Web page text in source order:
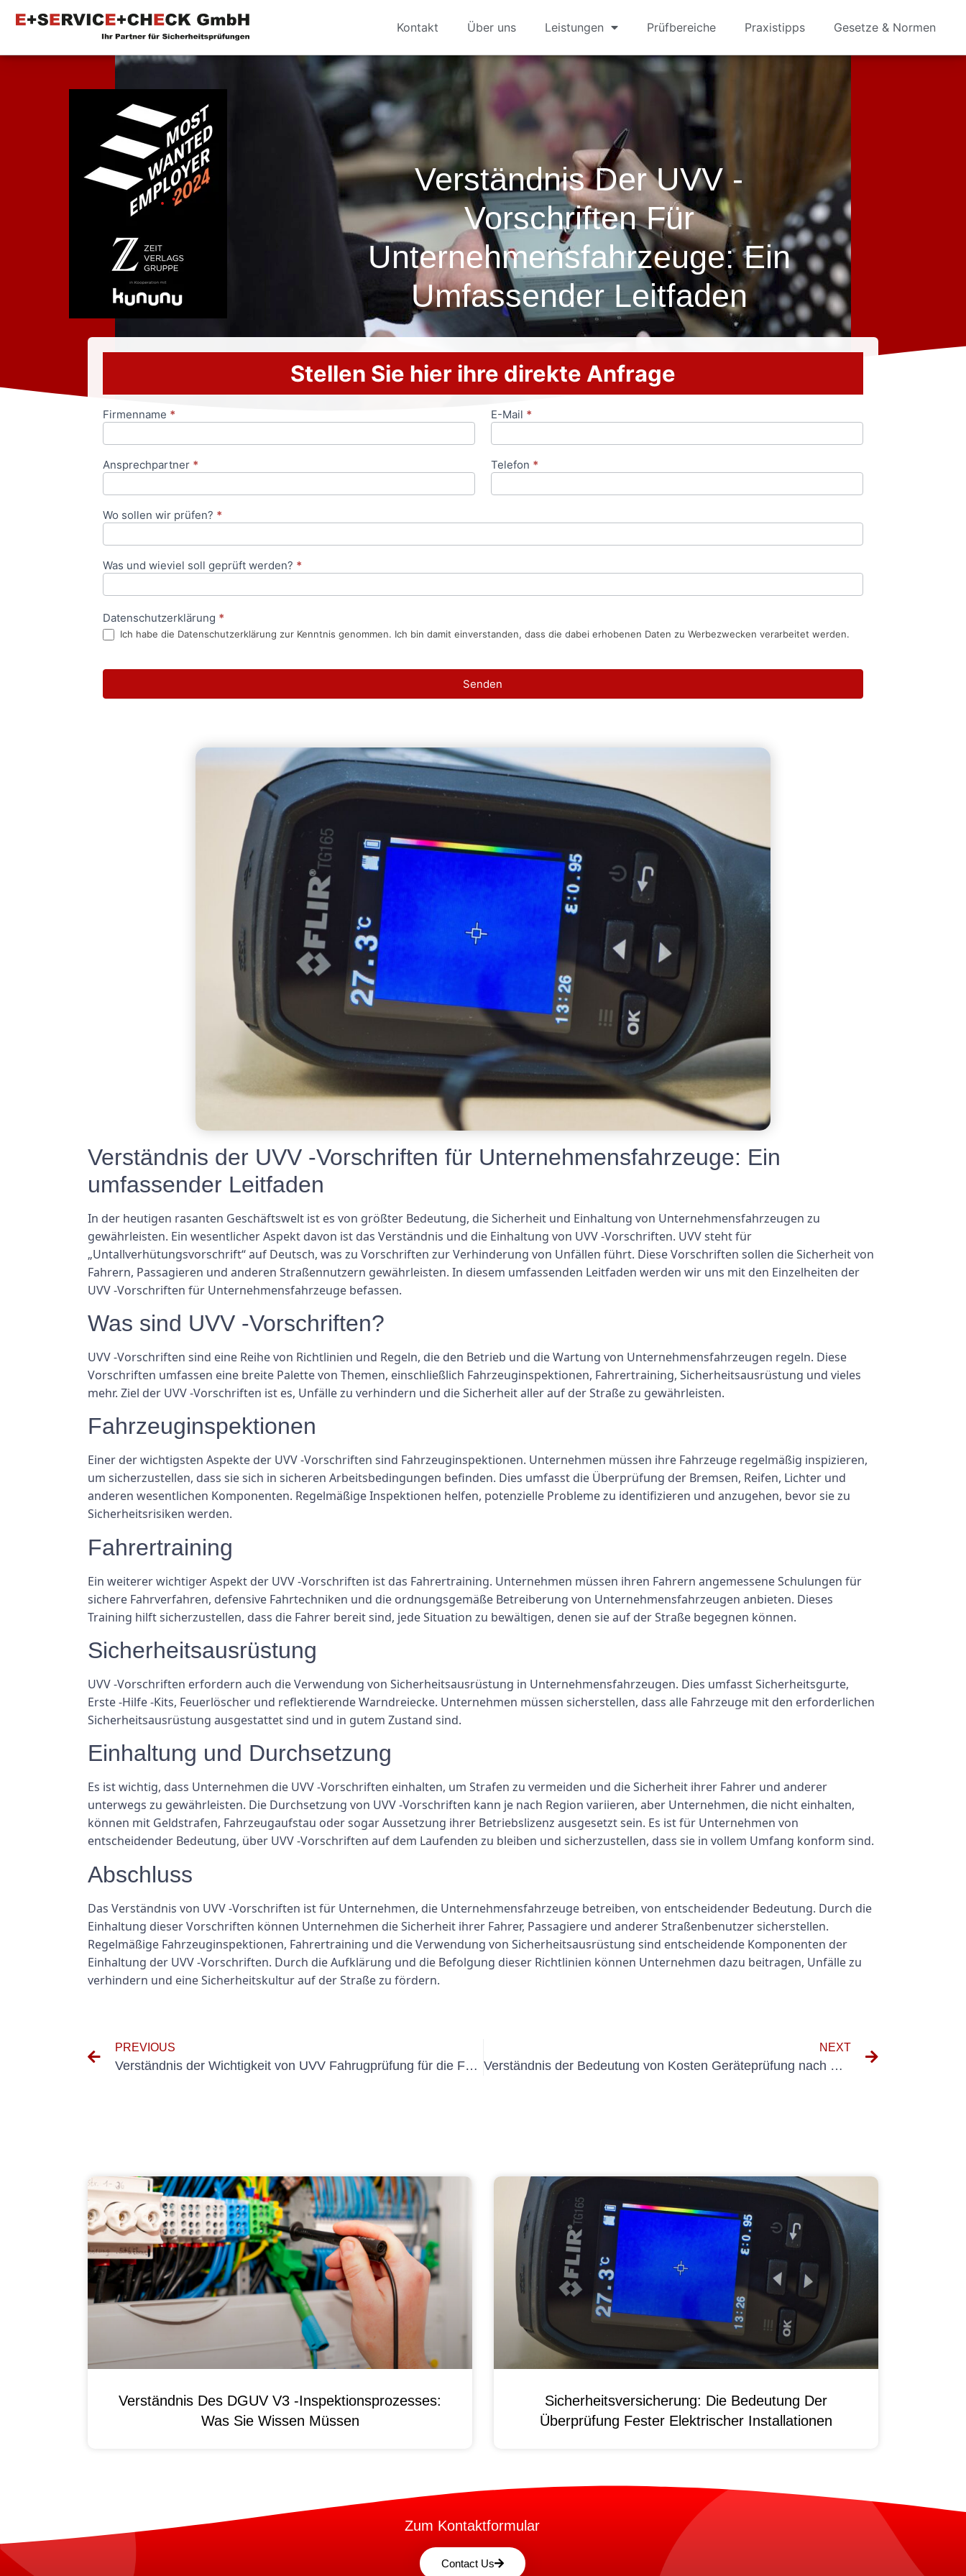
Kontakt Über uns Leistungen Prüfbereiche Praxistipps Gesetze & Normen
Verständnis Der UVV -
Vorschriften Für
Unternehmensfahrzeuge: Ein
Umfassender Leitfaden
Stellen Sie hier ihre direkte Anfrage
Anfrageformular
Firmenname * E-Mail *
Ansprechpartner * Telefon *
Wo sollen wir prüfen? *
Was und wieviel soll geprüft werden? *
Datenschutzerklärung *
Ich habe die Datenschutzerklärung zur Kenntnis genommen. Ich bin damit einverstanden, dass die dabei erhobenen Daten zu Werbezwecken verarbeitet werden.
Senden
Verständnis der UVV -Vorschriften für Unternehmensfahrzeuge: Ein
umfassender Leitfaden
In der heutigen rasanten Geschäftswelt ist es von größter Bedeutung, die Sicherheit und Einhaltung von Unternehmensfahrzeugen zu
gewährleisten. Ein wesentlicher Aspekt davon ist das Verständnis und die Einhaltung von UVV -Vorschriften. UVV steht für
„Untallverhütungsvorschrift“ auf Deutsch, was zu Vorschriften zur Verhinderung von Unfällen führt. Diese Vorschriften sollen die Sicherheit von
Fahrern, Passagieren und anderen Straßennutzern gewährleisten. In diesem umfassenden Leitfaden werden wir uns mit den Einzelheiten der
UVV -Vorschriften für Unternehmensfahrzeuge befassen.
Was sind UVV -Vorschriften?
UVV -Vorschriften sind eine Reihe von Richtlinien und Regeln, die den Betrieb und die Wartung von Unternehmensfahrzeugen regeln. Diese
Vorschriften umfassen eine breite Palette von Themen, einschließlich Fahrzeuginspektionen, Fahrertraining, Sicherheitsausrüstung und vieles
mehr. Ziel der UVV -Vorschriften ist es, Unfälle zu verhindern und die Sicherheit aller auf der Straße zu gewährleisten.
Fahrzeuginspektionen
Einer der wichtigsten Aspekte der UVV -Vorschriften sind Fahrzeuginspektionen. Unternehmen müssen ihre Fahrzeuge regelmäßig inspizieren,
um sicherzustellen, dass sie sich in sicheren Arbeitsbedingungen befinden. Dies umfasst die Überprüfung der Bremsen, Reifen, Lichter und
anderen wesentlichen Komponenten. Regelmäßige Inspektionen helfen, potenzielle Probleme zu identifizieren und anzugehen, bevor sie zu
Sicherheitsrisiken werden.
Fahrertraining
Ein weiterer wichtiger Aspekt der UVV -Vorschriften ist das Fahrertraining. Unternehmen müssen ihren Fahrern angemessene Schulungen für
sichere Fahrverfahren, defensive Fahrtechniken und die ordnungsgemäße Betreiberung von Unternehmensfahrzeugen anbieten. Dieses
Training hilft sicherzustellen, dass die Fahrer bereit sind, jede Situation zu bewältigen, denen sie auf der Straße begegnen können.
Sicherheitsausrüstung
UVV -Vorschriften erfordern auch die Verwendung von Sicherheitsausrüstung in Unternehmensfahrzeugen. Dies umfasst Sicherheitsgurte,
Erste -Hilfe -Kits, Feuerlöscher und reflektierende Warndreiecke. Unternehmen müssen sicherstellen, dass alle Fahrzeuge mit den erforderlichen
Sicherheitsausrüstung ausgestattet sind und in gutem Zustand sind.
Einhaltung und Durchsetzung
Es ist wichtig, dass Unternehmen die UVV -Vorschriften einhalten, um Strafen zu vermeiden und die Sicherheit ihrer Fahrer und anderer
unterwegs zu gewährleisten. Die Durchsetzung von UVV -Vorschriften kann je nach Region variieren, aber Unternehmen, die nicht einhalten,
können mit Geldstrafen, Fahrzeugaufstau oder sogar Aussetzung ihrer Betriebslizenz ausgesetzt sein. Es ist für Unternehmen von
entscheidender Bedeutung, über UVV -Vorschriften auf dem Laufenden zu bleiben und sicherzustellen, dass sie in vollem Umfang konform sind.
Abschluss
Das Verständnis von UVV -Vorschriften ist für Unternehmen, die Unternehmensfahrzeuge betreiben, von entscheidender Bedeutung. Durch die
Einhaltung dieser Vorschriften können Unternehmen die Sicherheit ihrer Fahrer, Passagiere und anderer Straßenbenutzer sicherstellen.
Regelmäßige Fahrzeuginspektionen, Fahrertraining und die Verwendung von Sicherheitsausrüstung sind entscheidende Komponenten der
Einhaltung der UVV -Vorschriften. Durch die Aufklärung und die Befolgung dieser Richtlinien können Unternehmen dazu beitragen, Unfälle zu
verhindern und eine Sicherheitskultur auf der Straße zu fördern.
PREVIOUS
Verständnis der Wichtigkeit von UVV Fahrugprüfung für die Fahrzeugsicherheit
NEXT
Verständnis der Bedeutung von Kosten Geräteprüfung nach DGUV V3
Verständnis Des DGUV V3 -Inspektionsprozesses:
Was Sie Wissen Müssen
Sicherheitsversicherung: Die Bedeutung Der
Überprüfung Fester Elektrischer Installationen
Zum Kontaktformular
Contact Us